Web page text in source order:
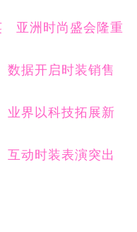
亚洲时尚盛会隆重
据开启时装销售
界以科技拓展新
动时装表演突出